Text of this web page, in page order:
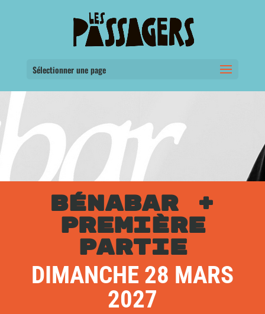
Sélectionner une page
BÉNABAR +
PREMIÈRE
PARTIE
DIMANCHE 28 MARS
2027